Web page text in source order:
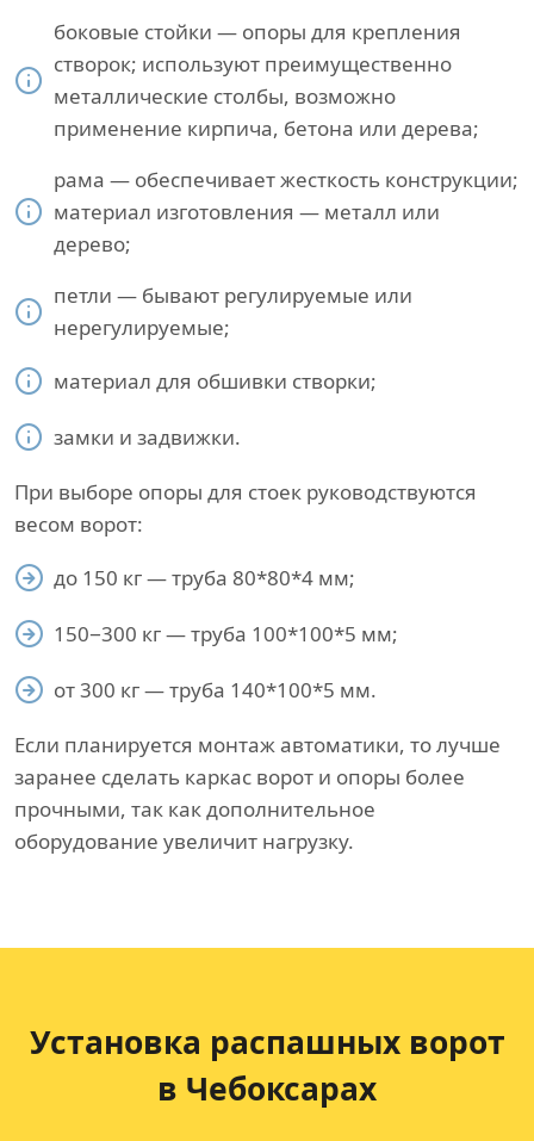
боковые стойки — опоры для крепления
створок; используют преимущественно
металлические столбы, возможно
применение кирпича, бетона или дерева;
рама — обеспечивает жесткость конструкции;
материал изготовления — металл или
дерево;
петли — бывают регулируемые или
нерегулируемые;
материал для обшивки створки;
замки и задвижки.
При выборе опоры для стоек руководствуются
весом ворот:
до 150 кг — труба 80*80*4 мм;
150−300 кг — труба 100*100*5 мм;
от 300 кг — труба 140*100*5 мм.
Если планируется монтаж автоматики, то лучше
заранее сделать каркас ворот и опоры более
прочными, так как дополнительное
оборудование увеличит нагрузку.
Установка распашных ворот
в Чебоксарах